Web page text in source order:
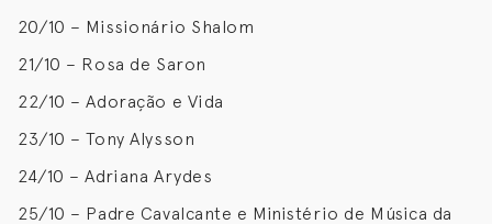
20/10 – Missionário Shalom
21/10 – Rosa de Saron
22/10 – Adoração e Vida
23/10 – Tony Alysson
24/10 – Adriana Arydes
25/10 – Padre Cavalcante e Ministério de Música da